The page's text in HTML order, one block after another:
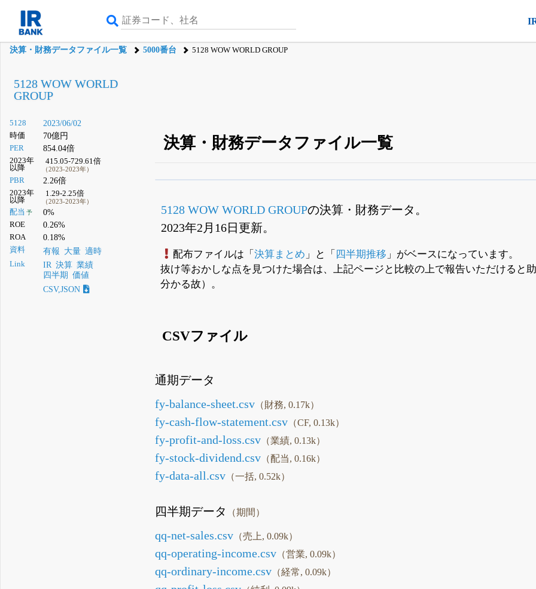
決算・財務データファイル一覧 5000番台 5128 WOW WORLD GROUP
5128 WOW WORLD
GROUP
5128 2023/06/02
時価 70億円
PER 854.04倍
2023年
以降
415.05-729.61倍
（2023-2023年）
PBR 2.26倍
2023年
以降
1.29-2.25倍
（2023-2023年）
配当 予 0%
ROE 0.26%
ROA 0.18%
資料 有報 大量 適時
Link IR 決算 業績
四半期
価値
CSV,JSON
決算・財務データファイル一覧
無料でβ版をはじめる
登録すると永久30%OFFと米株版の先行利用も付きます
5128 WOW WORLD GROUPの決算・財務データ。
2023年2月16日更新。
配布ファイルは「決算まとめ 」と「 四半期推移 」がベースになっています。
抜け等おかしな点を見つけた場合は、上記ページと比較の上で報告いただけると
分かる故）。
CSVファイル
通期データ
fy-balance-sheet.csv （財務, 0.17k）
fy-cash-flow-statement.csv （CF, 0.13k）
fy-profit-and-loss.csv （業績, 0.13k）
fy-stock-dividend.csv （配当, 0.16k）
fy-data-all.csv （一括, 0.52k）
四半期データ （期間）
qq-net-sales.csv （売上, 0.09k）
qq-operating-income.csv （営業, 0.09k）
qq-ordinary-income.csv （経常, 0.09k）